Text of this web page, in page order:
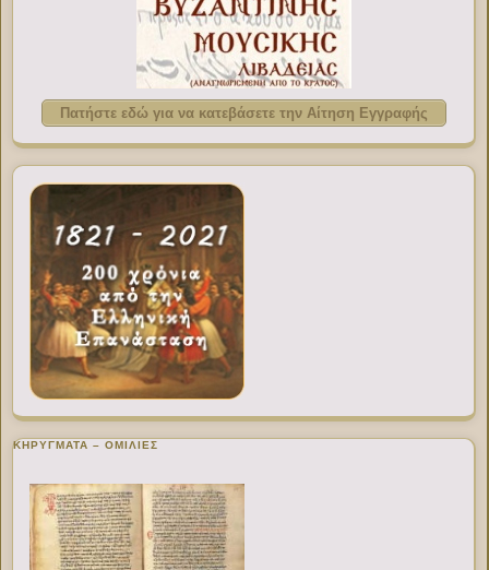
Πατήστε εδώ για να κατεβάσετε την Αίτηση Εγγραφής
ΚΗΡΥΓΜΑΤΑ – ΟΜΙΛΙΕΣ